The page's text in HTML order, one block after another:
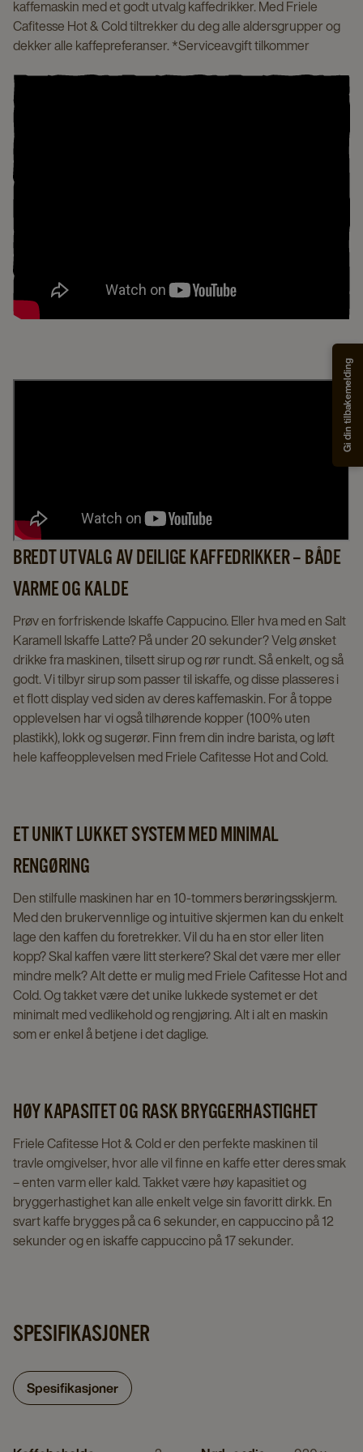
Gi din tilbakemelding
kaffemaskin med et godt utvalg kaffedrikker. Med Friele
Cafitesse Hot & Cold tiltrekker du deg alle aldersgrupper og
dekker alle kaffepreferanser. *Serviceavgift tilkommer
BREDT UTVALG AV DEILIGE KAFFEDRIKKER – BÅDE
VARME OG KALDE
Prøv en forfriskende Iskaffe Cappucino. Eller hva med en Salt
Karamell Iskaffe Latte? På under 20 sekunder? Velg ønsket
drikke fra maskinen, tilsett sirup og rør rundt. Så enkelt, og så
godt. Vi tilbyr sirup som passer til iskaffe, og disse plasseres i
et flott display ved siden av deres kaffemaskin. For å toppe
opplevelsen har vi også tilhørende kopper (100% uten
plastikk), lokk og sugerør. Finn frem din indre barista, og løft
hele kaffeopplevelsen med Friele Cafitesse Hot and Cold.
ET UNIKT LUKKET SYSTEM MED MINIMAL
RENGØRING
Den stilfulle maskinen har en 10-tommers berøringsskjerm.
Med den brukervennlige og intuitive skjermen kan du enkelt
lage den kaffen du foretrekker. Vil du ha en stor eller liten
kopp? Skal kaffen være litt sterkere? Skal det være mer eller
mindre melk? Alt dette er mulig med Friele Cafitesse Hot and
Cold. Og takket være det unike lukkede systemet er det
minimalt med vedlikehold og rengjøring. Alt i alt en maskin
som er enkel å betjene i det daglige.
HØY KAPASITET OG RASK BRYGGERHASTIGHET
Friele Cafitesse Hot & Cold er den perfekte maskinen til
travle omgivelser, hvor alle vil finne en kaffe etter deres smak
– enten varm eller kald. Takket være høy kapasitiet og
bryggerhastighet kan alle enkelt velge sin favoritt dirkk. En
svart kaffe brygges på ca 6 sekunder, en cappuccino på 12
sekunder og en iskaffe cappuccino på 17 sekunder.
SPESIFIKASJONER
Spesifikasjoner